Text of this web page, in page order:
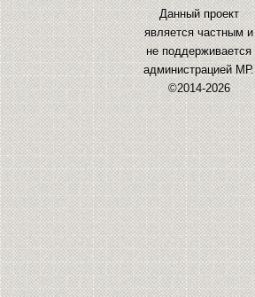
Данный проект
является частным и
не поддерживается
администрацией МР.
©2014-2026